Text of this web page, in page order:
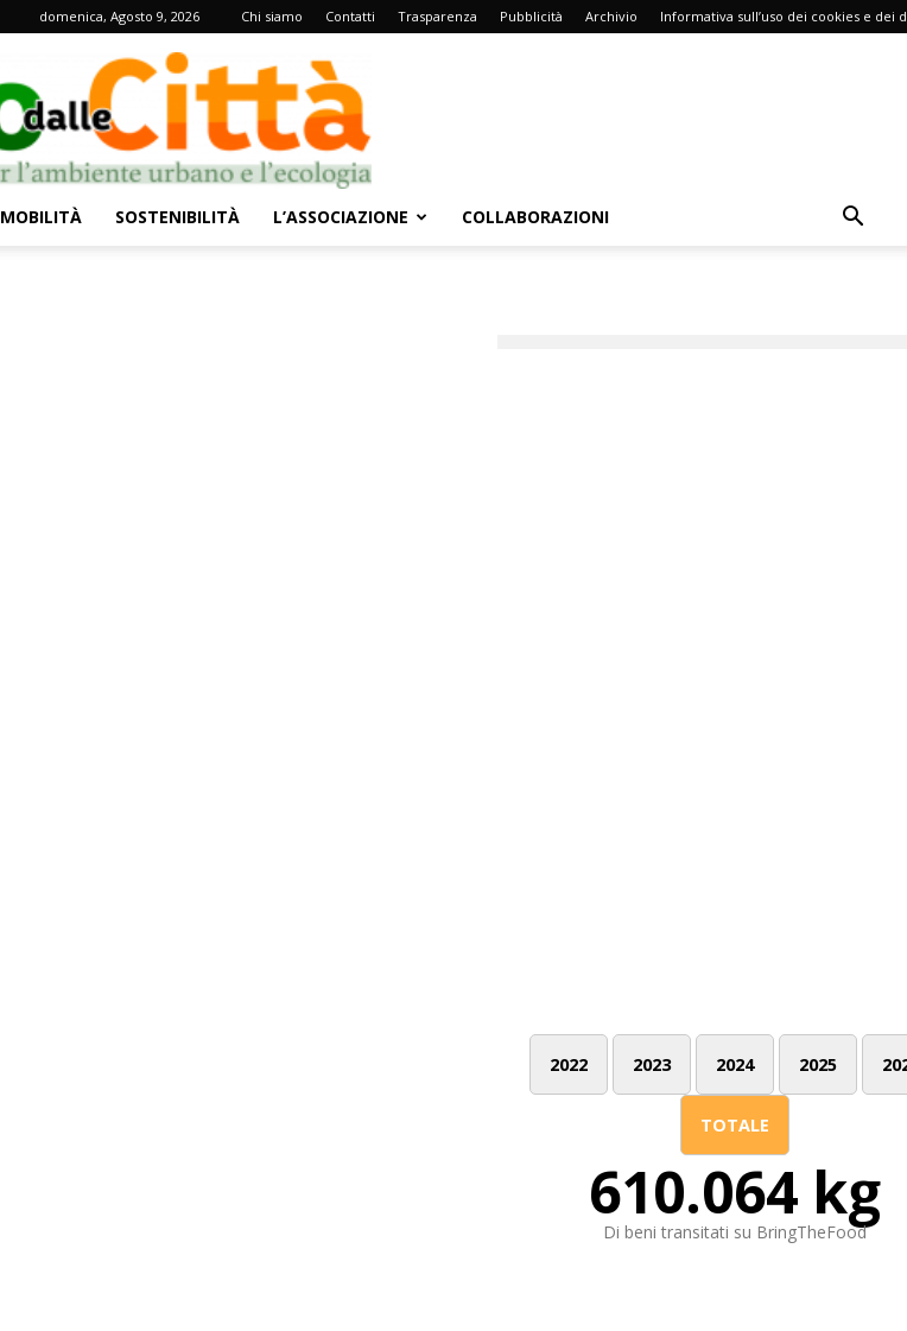
domenica, Agosto 9, 2026 Chi siamo Contatti Trasparenza Pubblicità Archivio Informativa sull’uso dei cookies e dei
MOBILITÀ SOSTENIBILITÀ L’ASSOCIAZIONE COLLABORAZIONI
2022 2023 2024 2025
TOTALE
610.064 kg
Di beni transitati su BringTheFood